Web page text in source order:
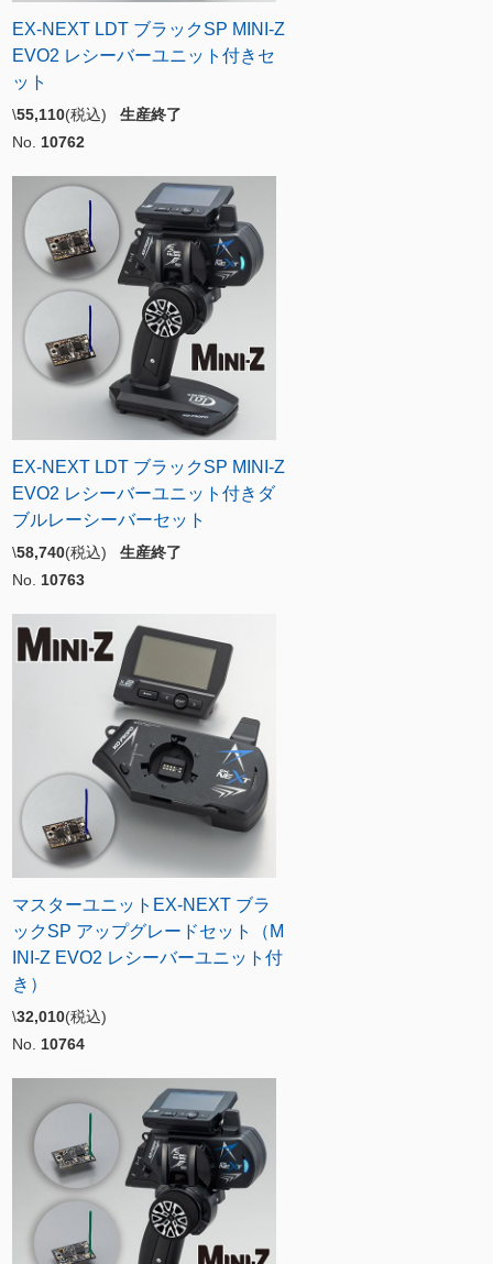
EX-NEXT LDT ブラックSP MINI-Z
EVO2 レシーバーユニット付きセ
ット
\55,110(税込) 生産終了
No. 10762
EX-NEXT LDT ブラックSP MINI-Z
EVO2 レシーバーユニット付きダ
ブルレーシーバーセット
\58,740(税込) 生産終了
No. 10763
マスターユニットEX-NEXT ブラ
ックSP アップグレードセット（M
INI-Z EVO2 レシーバーユニット付
き）
\32,010(税込)
No. 10764